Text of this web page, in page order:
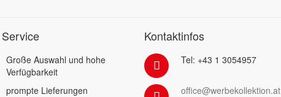
Große Auswahl und hohe
Verfügbarkeit
prompte Lieferungen
Kontaktinfos
Tel: +43 1 3054957
office@werbekollektion.at